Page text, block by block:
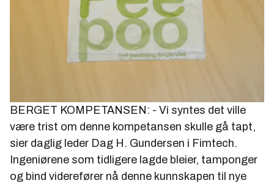
BERGET KOMPETANSEN: - Vi syntes det ville
være trist om denne kompetansen skulle gå tapt,
sier daglig leder Dag H. Gundersen i Fimtech.
Ingeniørene som tidligere lagde bleier, tamponger
og bind viderefører nå denne kunnskapen til nye